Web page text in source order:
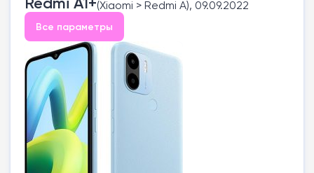
(Xiaomi > Redmi A), 09.09.2022
Все параметры